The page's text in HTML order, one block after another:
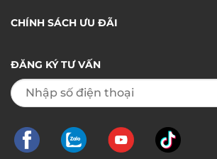
CHÍNH SÁCH ƯU ĐÃI
ĐĂNG KÝ TƯ VẤN